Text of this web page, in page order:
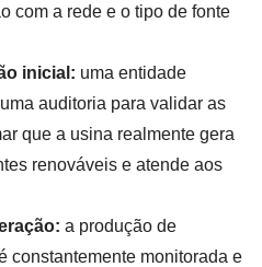
com a rede e o tipo de fonte
inicial: uma entidade
auditoria para validar as
que a usina realmente gera
renováveis e atende aos
a produção de
constantemente monitorada e